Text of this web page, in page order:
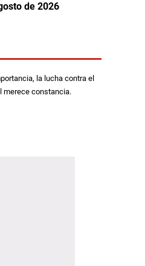
de 2026
la lucha contra el
merece constancia.